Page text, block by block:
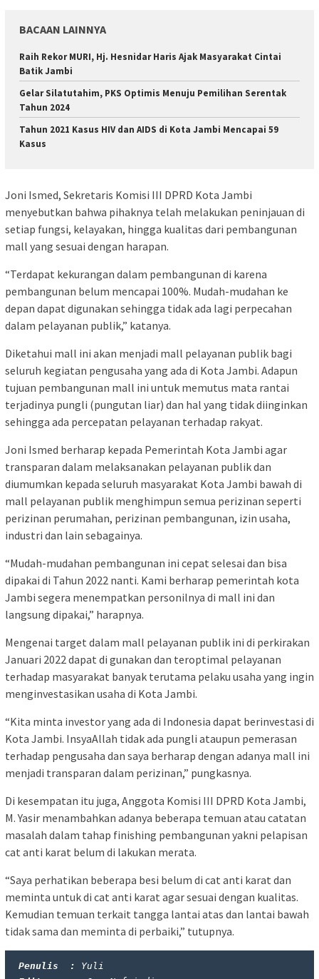
BACAAN LAINNYA
Raih Rekor MURI, Hj. Hesnidar Haris Ajak Masyarakat Cintai
Batik Jambi
Gelar Silatutahim, PKS Optimis Menuju Pemilihan Serentak
Tahun 2024
Tahun 2021 Kasus HIV dan AIDS di Kota Jambi Mencapai 59
Kasus
Joni Ismed, Sekretaris Komisi III DPRD Kota Jambi
menyebutkan bahwa pihaknya telah melakukan peninjauan di
setiap fungsi, kelayakan, hingga kualitas dari pembangunan
mall yang sesuai dengan harapan.
“Terdapat kekurangan dalam pembangunan di karena
pembangunan belum mencapai 100%. Mudah-mudahan ke
depan dapat digunakan sehingga tidak ada lagi perpecahan
dalam pelayanan publik,” katanya.
Diketahui mall ini akan menjadi mall pelayanan publik bagi
seluruh kegiatan pengusaha yang ada di Kota Jambi. Adapun
tujuan pembangunan mall ini untuk memutus mata rantai
terjadinya pungli (pungutan liar) dan hal yang tidak diinginkan
sehingga ada percepatan pelayanan terhadap rakyat.
Joni Ismed berharap kepada Pemerintah Kota Jambi agar
transparan dalam melaksanakan pelayanan publik dan
diumumkan kepada seluruh masyarakat Kota Jambi bawah di
mall pelayanan publik menghimpun semua perizinan seperti
perizinan perumahan, perizinan pembangunan, izin usaha,
industri dan lain sebagainya.
“Mudah-mudahan pembangunan ini cepat selesai dan bisa
dipakai di Tahun 2022 nanti. Kami berharap pemerintah kota
Jambi segera menempatkan personilnya di mall ini dan
langsung dipakai,” harapnya.
Mengenai target dalam mall pelayanan publik ini di perkirakan
Januari 2022 dapat di gunakan dan teroptimal pelayanan
terhadap masyarakat banyak terutama pelaku usaha yang ingin
menginvestasikan usaha di Kota Jambi.
“Kita minta investor yang ada di Indonesia dapat berinvestasi di
Kota Jambi. InsyaAllah tidak ada pungli ataupun pemerasan
terhadap pengusaha dan saya berharap dengan adanya mall ini
menjadi transparan dalam perizinan,” pungkasnya.
Di kesempatan itu juga, Anggota Komisi III DPRD Kota Jambi,
M. Yasir menambahkan adanya beberapa temuan atau catatan
masalah dalam tahap finishing pembangunan yakni pelapisan
cat anti karat belum di lakukan merata.
“Saya perhatikan beberapa besi belum di cat anti karat dan
meminta untuk di cat anti karat agar sesuai dengan kualitas.
Kemudian temuan terkait tangga lantai atas dan lantai bawah
tidak sama dan meminta di perbaiki,” tutupnya.
Penulis  : Yuli